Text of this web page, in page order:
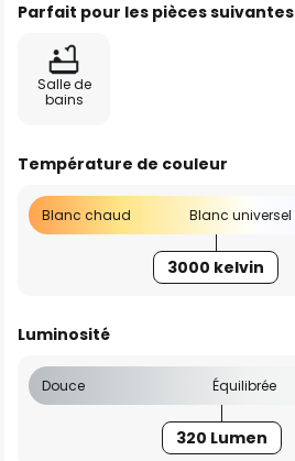
Parfait pour les pièces suivantes
Salle de
bains
Température de couleur
Blanc chaud Blanc universel
3000 kelvin
Luminosité
Douce Équilibrée
320 Lumen